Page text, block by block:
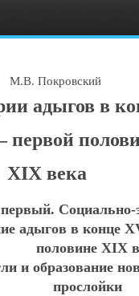
М.В. Покровский
адыгов в
XIX века
Социально-
адыгов в конце
половине XIX в
и образование
прослойки